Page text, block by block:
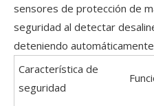
sensores de protección de
seguridad al detectar
deteniendo
Característica de
seguridad